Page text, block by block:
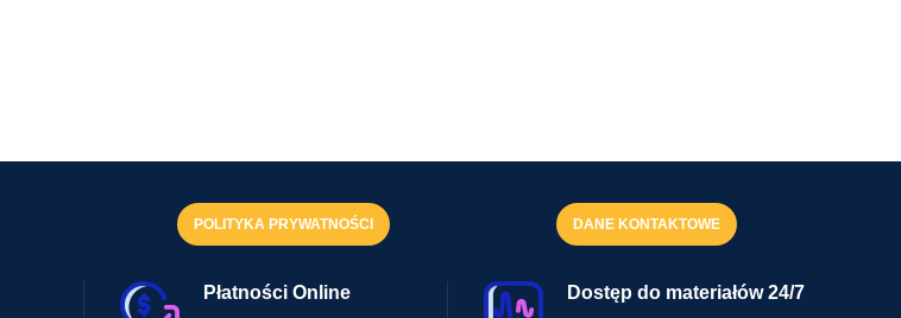
POLITYKA PRYWATNOŚCI DANE KONTAKTOWE
Płatności Online Dostęp do materiałów 24/7